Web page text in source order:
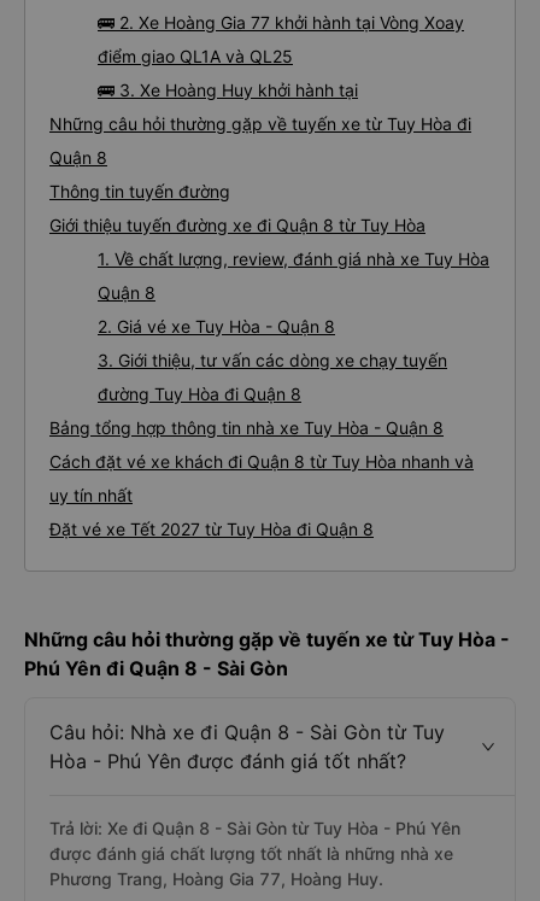
🚌 2. Xe Hoàng Gia 77 khởi hành tại Vòng Xoay
điểm giao QL1A và QL25
🚌 3. Xe Hoàng Huy khởi hành tại
Những câu hỏi thường gặp về tuyến xe từ Tuy Hòa đi
Quận 8
Thông tin tuyến đường
Giới thiệu tuyến đường xe đi Quận 8 từ Tuy Hòa
1. Về chất lượng, review, đánh giá nhà xe Tuy Hòa
Quận 8
2. Giá vé xe Tuy Hòa - Quận 8
3. Giới thiệu, tư vấn các dòng xe chạy tuyến
đường Tuy Hòa đi Quận 8
Bảng tổng hợp thông tin nhà xe Tuy Hòa - Quận 8
Cách đặt vé xe khách đi Quận 8 từ Tuy Hòa nhanh và
uy tín nhất
Đặt vé xe Tết 2027 từ Tuy Hòa đi Quận 8
Những câu hỏi thường gặp về tuyến xe từ Tuy Hòa -
Phú Yên đi Quận 8 - Sài Gòn
Câu hỏi: Nhà xe đi Quận 8 - Sài Gòn từ Tuy
Hòa - Phú Yên được đánh giá tốt nhất?
Trả lời: Xe đi Quận 8 - Sài Gòn từ Tuy Hòa - Phú Yên
được đánh giá chất lượng tốt nhất là những nhà xe
Phương Trang, Hoàng Gia 77, Hoàng Huy.